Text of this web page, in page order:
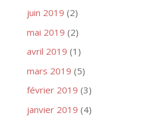
juin 2019 (2)
mai 2019 (2)
avril 2019 (1)
mars 2019 (5)
février 2019 (3)
janvier 2019 (4)